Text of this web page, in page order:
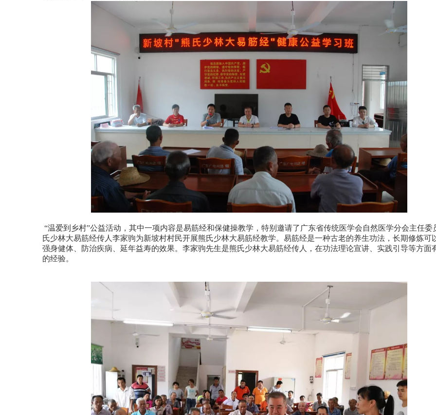
“温爱到乡村”公益活动 ，其中一项内容是易筋经和保健操教学，特别邀请了广东省传统医学会自然医学分会主任委
氏少林大易筋经传人李家驹为新坡村村民开展熊氏少林大易筋经教学。易筋经是一种古老的养生功法，长期修炼可
强身健体、防治疾病、延年益寿的效果。李家驹先生是熊氏少林大易筋经传人，在功法理论宣讲、实践引导等方面
的经验。